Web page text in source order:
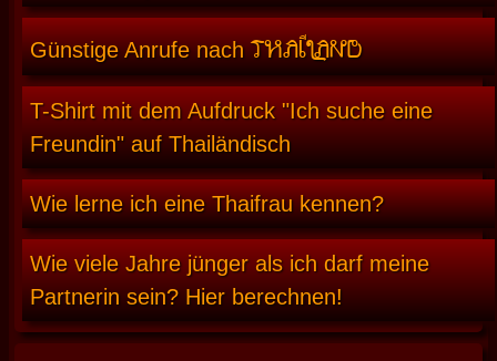
Günstige Anrufe nachTHAILAND
T-Shirt mit dem Aufdruck "Ich suche eine
Freundin" auf Thailändisch
Wie lerne ich eine Thaifrau kennen?
Wie viele Jahre jünger als ich darf meine
Partnerin sein? Hier berechnen!